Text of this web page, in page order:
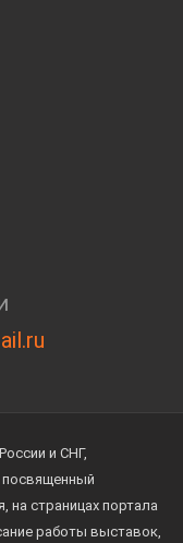
и СНГ,
посвященный
на страницах портала
работы выставок,